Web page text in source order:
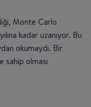
Monte Carlo
kadar uzanıyor. Bu
okumaydı. Bir
sahip olması